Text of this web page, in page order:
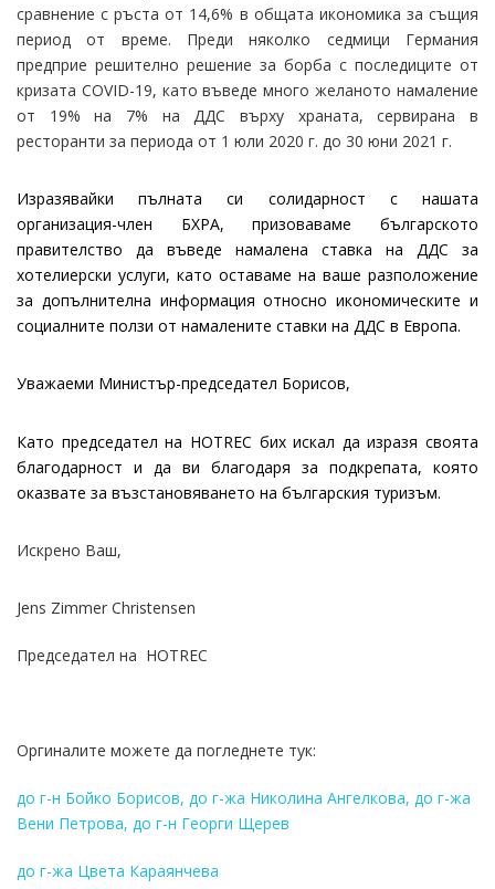
сравнение с ръста от 14,6% в общата икономика за същия
период от време. Преди няколко седмици Германия
предприе решително решение за борба с последиците от
кризата COVID-19, като въведе много желаното намаление
от 19% на 7% на ДДС върху храната, сервирана в
ресторанти за периода от 1 юли 2020 г. до 30 юни 2021 г.
Изразявайки пълната си солидарност с нашата
организация-член БХРА, призоваваме българското
правителство да въведе намалена ставка на ДДС за
хотелиерски услуги, като оставаме на ваше разположение
за допълнителна информация относно икономическите и
социалните ползи от намалените ставки на ДДС в Европа.
Уважаеми Министър-председател Борисов,
Като председател на HOTREC бих искал да изразя своята
благодарност и да ви благодаря за подкрепата, която
оказвате за възстановяването на българския туризъм.
Искрено Ваш,
Jens Zimmer Christensen
Председател на HOTREC
Оргиналите можете да погледнете тук:
до г-н Бойко Борисов, до г-жа Николина Ангелкова, до г-жа
Вени Петрова, до г-н Георги Щерев
до г-жа Цвета Караянчева